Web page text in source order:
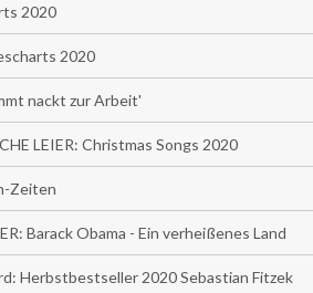
2020
2020
nackt zur Arbeit'
LEIER: Christmas Songs 2020
Zeiten
Barack Obama - Ein verheißenes Land
Herbstbestseller 2020 Sebastian Fitzek